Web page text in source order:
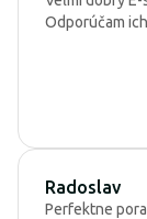
Odporúčam
Radoslav
Perfektne